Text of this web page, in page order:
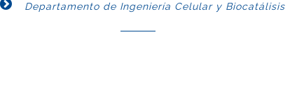
Departamento de Ingeniería Celular y Biocatálisis